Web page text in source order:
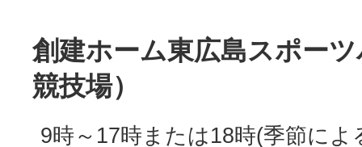
創建ホーム東広島スポー
競技場）
9時～17時または18時(季節によ